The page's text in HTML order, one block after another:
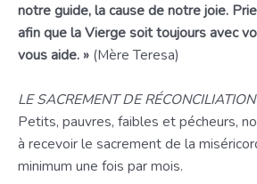
notre guide, la cause de notre joie.
afin que la Vierge soit toujours avec
vous aide. » (Mère Teresa)
LE SACREMENT DE RÉCONCILIATION
Petits, pauvres, faibles et pécheurs,
à recevoir le sacrement de la
minimum une fois par mois.